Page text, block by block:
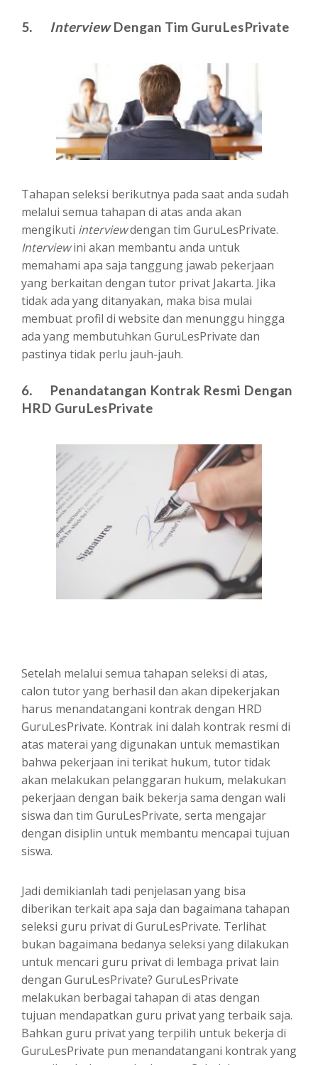
5. InterviewDengan Tim GuruLesPrivate
Tahapan seleksi berikutnya pada saat anda sudah
melalui semua tahapan di atas anda akan
mengikuti interviewdengan tim GuruLesPrivate.
Interviewini akan membantu anda untuk
memahami apa saja tanggung jawab pekerjaan
yang berkaitan dengan tutor privat Jakarta. Jika
tidak ada yang ditanyakan, maka bisa mulai
membuat profil di website dan menunggu hingga
ada yang membutuhkan GuruLesPrivate dan
pastinya tidak perlu jauh-jauh.
6. Penandatangan Kontrak Resmi Dengan
HRD GuruLesPrivate
Setelah melalui semua tahapan seleksi di atas,
calon tutor yang berhasil dan akan dipekerjakan
harus menandatangani kontrak dengan HRD
GuruLesPrivate. Kontrak ini dalah kontrak resmi di
atas materai yang digunakan untuk memastikan
bahwa pekerjaan ini terikat hukum, tutor tidak
akan melakukan pelanggaran hukum, melakukan
pekerjaan dengan baik bekerja sama dengan wali
siswa dan tim GuruLesPrivate, serta mengajar
dengan disiplin untuk membantu mencapai tujuan
siswa.
Jadi demikianlah tadi penjelasan yang bisa
diberikan terkait apa saja dan bagaimana tahapan
seleksi guru privat di GuruLesPrivate. Terlihat
bukan bagaimana bedanya seleksi yang dilakukan
untuk mencari guru privat di lembaga privat lain
dengan GuruLesPrivate? GuruLesPrivate
melakukan berbagai tahapan di atas dengan
tujuan mendapatkan guru privat yang terbaik saja.
Bahkan guru privat yang terpilih untuk bekerja di
GuruLesPrivate pun menandatangani kontrak yang